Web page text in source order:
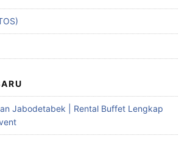
Jabodetabek | Rental Buffet Lengkap